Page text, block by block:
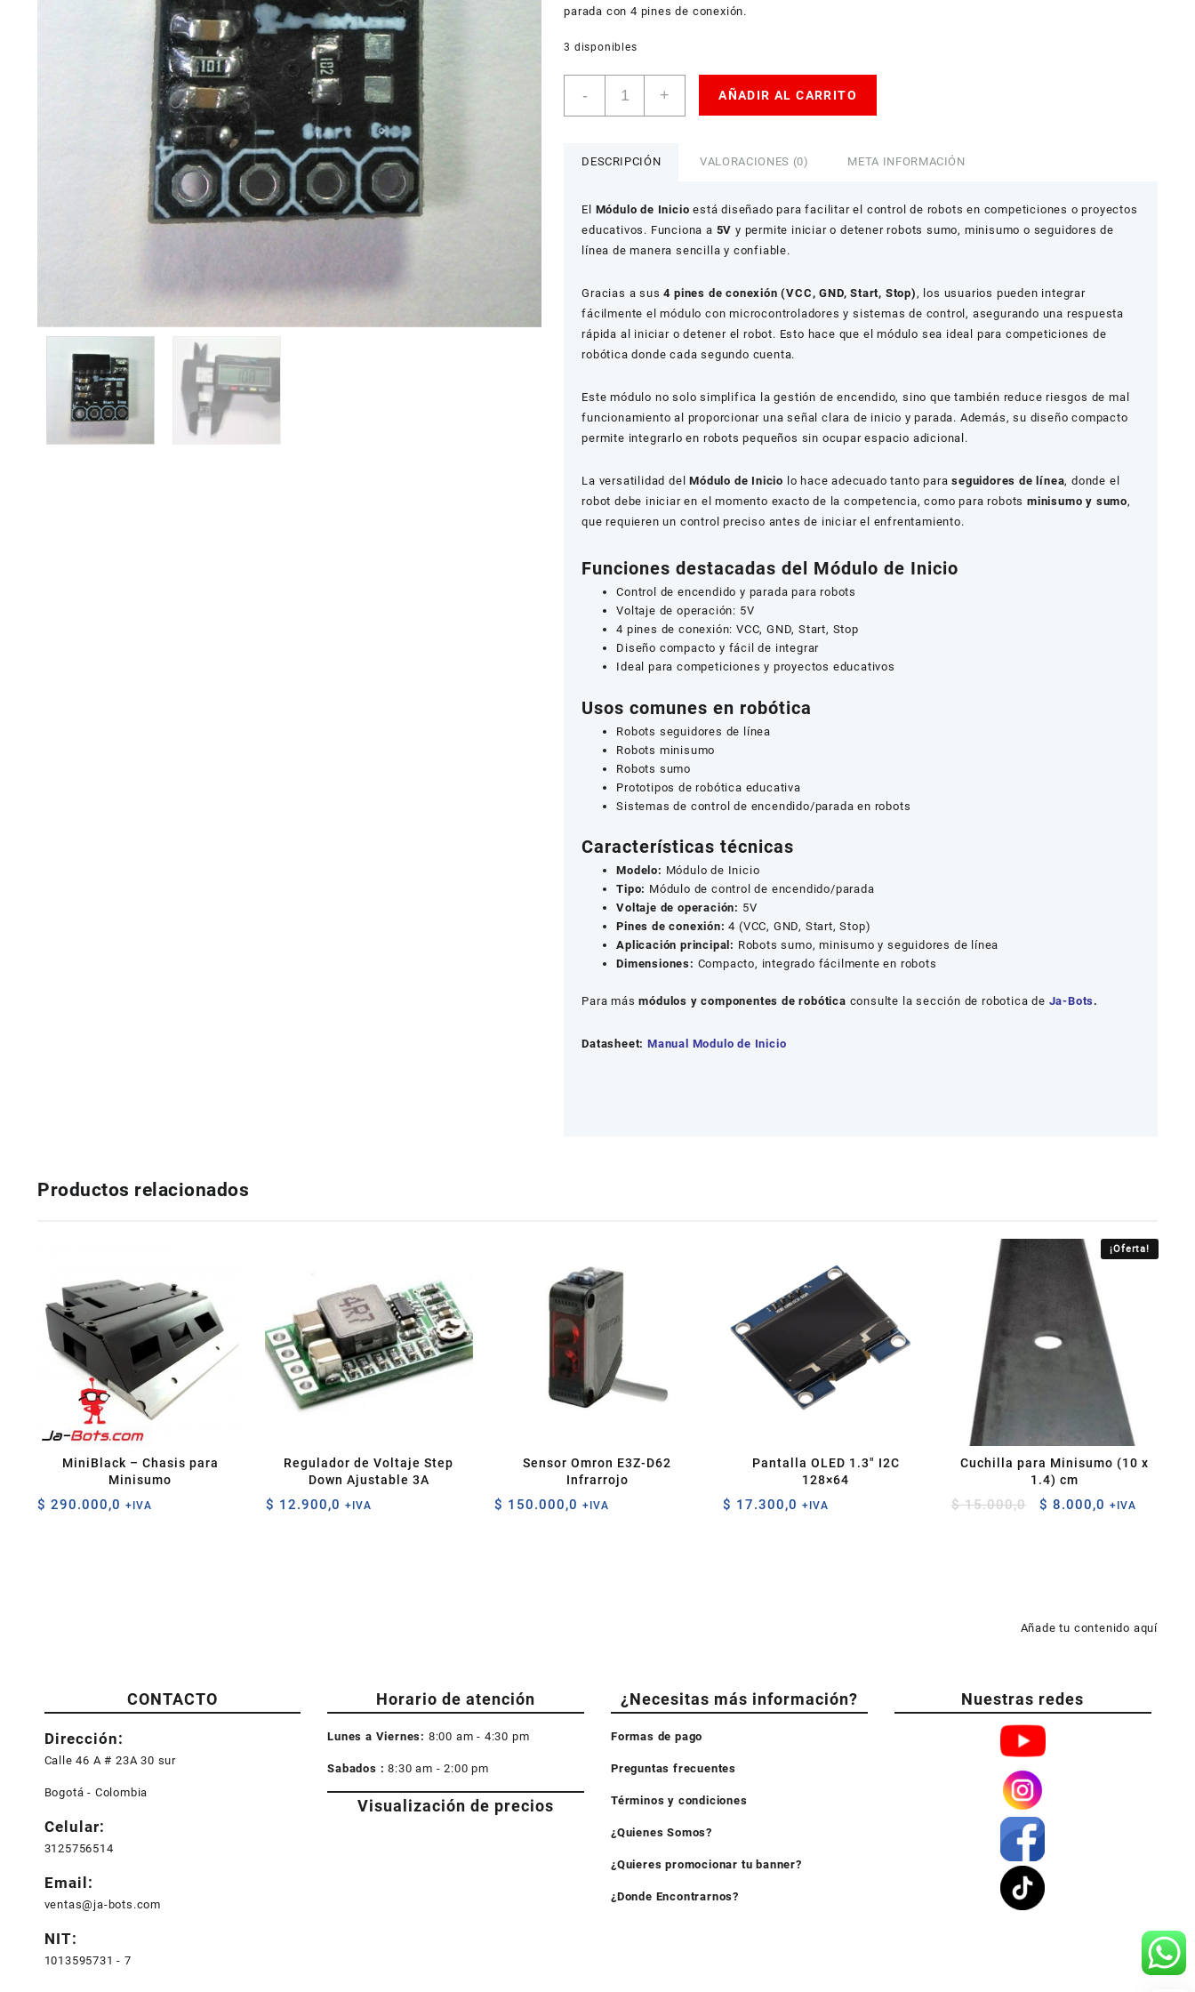
parada con 4 pines de conexión.
3 disponibles
- + AÑADIR AL CARRITO
DESCRIPCIÓN VALORACIONES (0) META INFORMACIÓN
El Módulo de Inicio está diseñado para facilitar el control de robots en competiciones o proyectos
educativos. Funciona a 5V y permite iniciar o detener robots sumo, minisumo o seguidores de
línea de manera sencilla y confiable.
Gracias a sus4 pines de conexión (VCC, GND, Start, Stop), los usuarios pueden integrar
fácilmente el módulo con microcontroladores y sistemas de control, asegurando una respuesta
rápida al iniciar o detener el robot. Esto hace que el módulo sea ideal para competiciones de
robótica donde cada segundo cuenta.
Este módulo no solo simplifica la gestión de encendido, sino que también reduce riesgos de mal
funcionamiento al proporcionar una señal clara de inicio y parada. Además, su diseño compacto
permite integrarlo en robots pequeños sin ocupar espacio adicional.
La versatilidad delMódulo de Inicio lo hace adecuado tanto paraseguidores de línea, donde el
robot debe iniciar en el momento exacto de la competencia, como para robotsminisumo y sumo,
que requieren un control preciso antes de iniciar el enfrentamiento.
Funciones destacadas del Módulo de Inicio
Control de encendido y parada para robots
Voltaje de operación: 5V
4 pines de conexión: VCC, GND, Start, Stop
Diseño compacto y fácil de integrar
Ideal para competiciones y proyectos educativos
Usos comunes en robótica
Robots seguidores de línea
Robots minisumo
Robots sumo
Prototipos de robótica educativa
Sistemas de control de encendido/parada en robots
Características técnicas
Modelo: Módulo de Inicio
Tipo: Módulo de control de encendido/parada
Voltaje de operación: 5V
Pines de conexión: 4 (VCC, GND, Start, Stop)
Aplicación principal: Robots sumo, minisumo y seguidores de línea
Dimensiones: Compacto, integrado fácilmente en robots
Para másmódulos y componentes de robótica consulte la sección de robotica de Ja-Bots .
Datasheet:Manual Modulo de Inicio
Productos relacionados
MiniBlack – Chasis para
Minisumo
$ 290.000,0 +IVA
Regulador de Voltaje Step
Down Ajustable 3A
$ 12.900,0 +IVA
Sensor Omron E3Z-D62
Infrarrojo
$ 150.000,0 +IVA
Pantalla OLED 1.3″ I2C
128×64
$ 17.300,0 +IVA
¡Oferta!
Cuchilla para Minisumo (10 x
1.4) cm
$15.000,0
El
$ 8.000,0 El
+IVA
Añade tu contenido aquí
CONTACTO
Dirección:
Calle 46 A # 23A 30 sur
Bogotá - Colombia
Celular:
3125756514
Email:
ventas@ja-bots.com
NIT:
1013595731 - 7
Horario de atención
Lunes a Viernes: 8:00 am - 4:30 pm
Sabados :8:30 am - 2:00 pm
Visualización de precios
¿Necesitas más información?
Formas de pago
Preguntas frecuentes
Términos y condiciones
¿Quienes Somos?
¿Quieres promocionar tu banner?
¿Donde Encontrarnos?
Nuestras redes